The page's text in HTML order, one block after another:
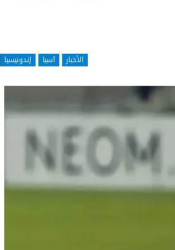
الأخبار آسيا إندونيسيا